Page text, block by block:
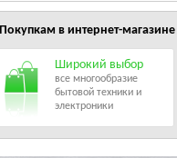
Покупкам в интернет-магазине
Широкий выбор
все многообразие
бытовой техники и
электроники